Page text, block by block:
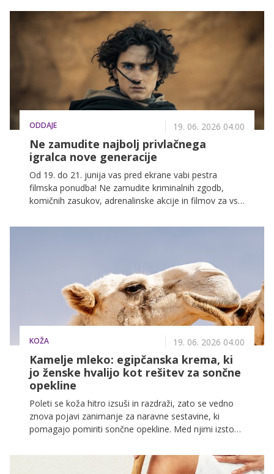
bolečina ali občutljivost vek, je to pogosto znak, da
potrebujemo bolj nežno nego in malo več pozornosti
pri odstranjevanju ličil.
ODDAJE 19. 06. 2026 04.00
Ne zamudite najbolj privlačnega
igralca nove generacije
Od 19. do 21. junija vas pred ekrane vabi pestra
filmska ponudba! Ne zamudite kriminalnih zgodb,
komičnih zasukov, adrenalinske akcije in filmov za vso
KOŽA 19. 06. 2026 04.00
Kamelje mleko: egipčanska krema, ki
jo ženske hvalijo kot rešitev za sončne
opekline
Poleti se koža hitro izsuši in razdraži, zato se vedno
znova pojavi zanimanje za naravne sestavine, ki
pomagajo pomiriti sončne opekline. Med njimi izstopa
sveta, ki jo raziskave povezujejo z regeneracijo in
vlaženjem kože po izpostavljenosti soncu.